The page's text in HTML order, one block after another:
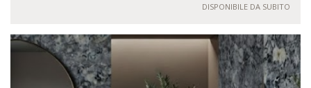
DISPONIBILE DA SUBITO